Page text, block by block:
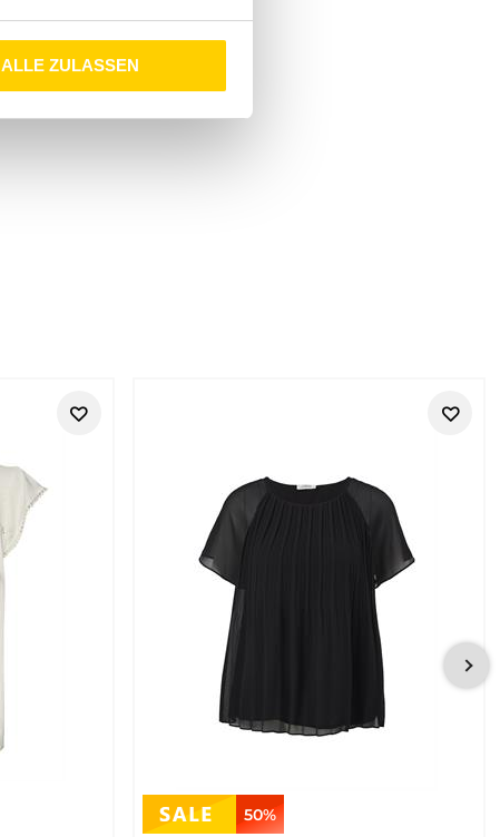
ALLE ZULASSEN
50%